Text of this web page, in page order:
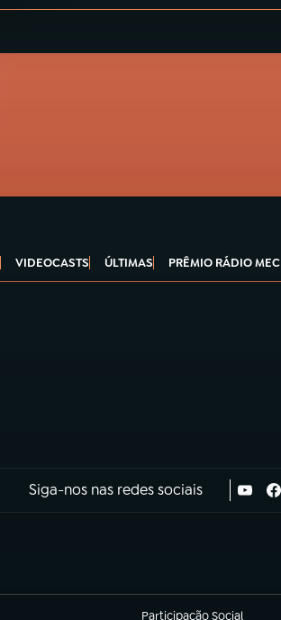
VIDEOCASTS ÚLTIMAS PRÊMIO RÁDIO MEC
Siga-nos nas redes sociais
Participação Social